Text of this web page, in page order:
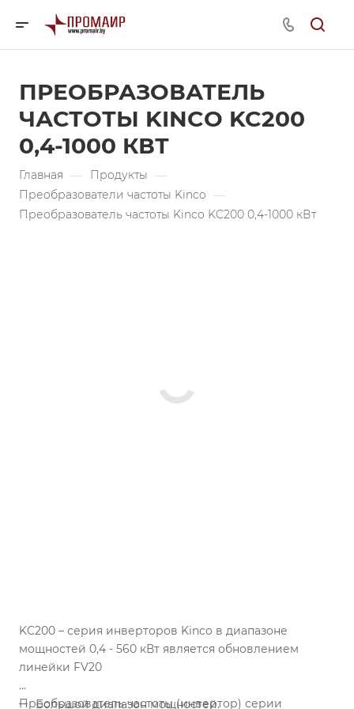
ПРЕОБРАЗОВАТЕЛЬ
ЧАСТОТЫ KINCO KC200
0,4-1000 КВТ
Главная — Продукты —
Преобразователи частоты Kinco —
Преобразователь частоты Kinco KC200 0,4-1000 кВт
KC200 – серия инверторов Kinco в диапазоне
мощностей 0,4 - 560 кВт является обновлением
линейки FV20
Преобразователь частоты (инвертор) серии
Большой диапазон мощностей.